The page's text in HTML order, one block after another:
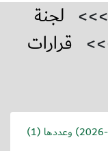
>>> لجنة
قرارات
) وعددها (1)